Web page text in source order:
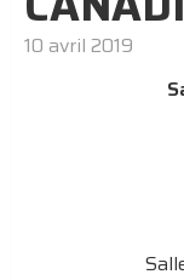
10 avril 2019